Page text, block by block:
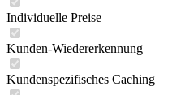
Individuelle Preise
Kunden-Wiedererkennung
Kundenspezifisches Caching